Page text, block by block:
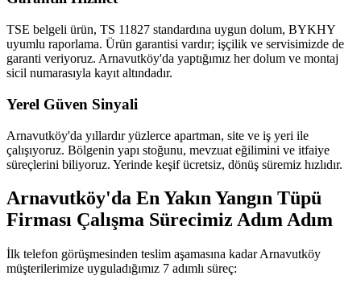
TSE belgeli ürün, TS 11827 standardına uygun dolum, BYKHY
uyumlu raporlama. Ürün garantisi vardır; işçilik ve servisimizde de
garanti veriyoruz. Arnavutköy'da yaptığımız her dolum ve montaj
sicil numarasıyla kayıt altındadır.
Yerel Güven Sinyali
Arnavutköy'da yıllardır yüzlerce apartman, site ve iş yeri ile
çalışıyoruz. Bölgenin yapı stoğunu, mevzuat eğilimini ve itfaiye
süreçlerini biliyoruz. Yerinde keşif ücretsiz, dönüş süremiz hızlıdır.
Arnavutköy'da En Yakın Yangın Tüpü
Firması Çalışma Sürecimiz Adım Adım
İlk telefon görüşmesinden teslim aşamasına kadar Arnavutköy
müşterilerimize uyguladığımız 7 adımlı süreç: